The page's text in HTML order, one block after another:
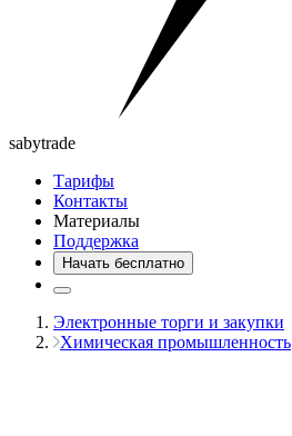
sabytrade
Тарифы
Контакты
Материалы
Поддержка
Начать бесплатно
Электронные торги и закупки
Химическая промышленность